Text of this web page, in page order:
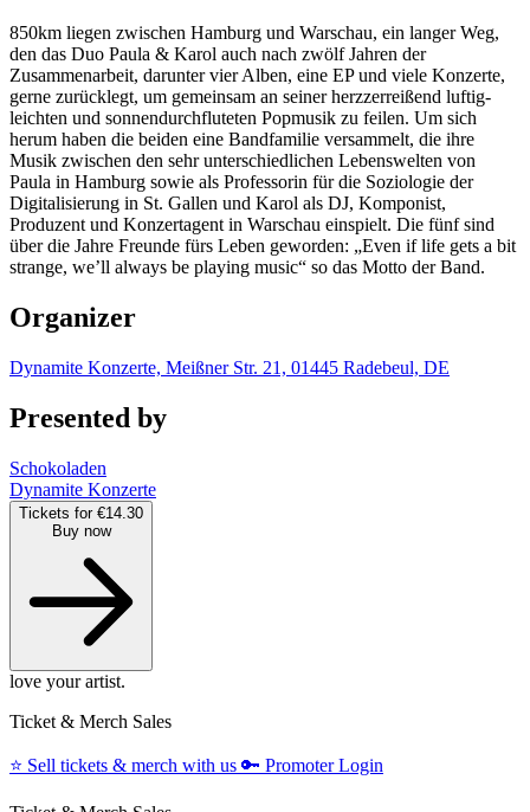
850km liegen zwischen Hamburg und Warschau, ein langer Weg,
den das Duo Paula & Karol auch nach zwölf Jahren der
Zusammenarbeit, darunter vier Alben, eine EP und viele Konzerte,
gerne zurücklegt, um gemeinsam an seiner herzzerreißend luftig-
leichten und sonnendurchfluteten Popmusik zu feilen. Um sich
herum haben die beiden eine Bandfamilie versammelt, die ihre
Musik zwischen den sehr unterschiedlichen Lebenswelten von
Paula in Hamburg sowie als Professorin für die Soziologie der
Digitalisierung in St. Gallen und Karol als DJ, Komponist,
Produzent und Konzertagent in Warschau einspielt. Die fünf sind
über die Jahre Freunde fürs Leben geworden: „Even if life gets a bit
strange, we’ll always be playing music“ so das Motto der Band.
Organizer
Dynamite Konzerte, Meißner Str. 21, 01445 Radebeul, DE
Presented by
Schokoladen
Dynamite Konzerte
Tickets for €14.30
Buy now
love your artist.
Ticket & Merch Sales
⭐️ Sell tickets & merch with us 🔑 Promoter Login